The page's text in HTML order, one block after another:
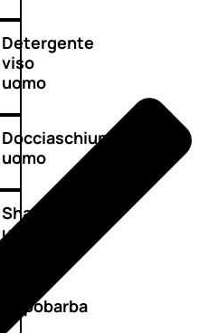
Detergente
viso
uomo
Docciaschiuma
uomo
Shampoo
uomo
Dopobarba